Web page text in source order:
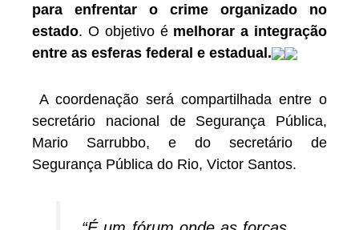
para enfrentar o crime organizado no
estado. O objetivo é melhorar a integração
entre as esferas federal e estadual.
A coordenação será compartilhada entre o
secretário nacional de Segurança Pública,
Mario Sarrubbo, e do secretário de
Segurança Pública do Rio, Victor Santos.